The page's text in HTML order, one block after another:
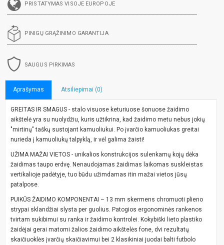
PRISTATYMAS VISOJE EUROPOJE
PINIGŲ GRĄŽINIMO GARANTIJA
SAUGUS PIRKIMAS
Aprašymas Atsiliepimai (0)
GREITAS IR SMAGUS - stalo visuose keturiuose šonuose žaidimo
aikštelė yra su nuolydžiu, kuris užtikrina, kad žaidimo metu nebus jokių
"mirtinų" taškų sustojant kamuoliukui. Po įvarčio kamuoliukas greitai
nurieda į kamuoliukų talpyklą, ir vėl galima žaisti!
UŽIMA MAŽAI VIETOS - unikalios konstrukcijos sulenkamų kojų dėka
žaidimas taupo erdvę. Nenaudojamas žaidimas laikomas suskleistas
vertikalioje padėtyje, tuo būdu užimdamas itin mažai vietos jūsų
patalpose.
PUIKŪS ŽAIDIMO KOMPONENTAI – 13 mm skermens chromuoti plieno
strypai sklandžiai slysta per guolius. Patogios ergonominės rankenos
tvirtam sukibimui su ranka ir žaidimo kontrolei. Kokybiški lieto plastiko
žaidėjai gerai matomi žalios žaidimo aikštelės fone, dvi rezultatų
skaičiuoklės įvarčių skaičiavimui bei 2 klasikiniai juodai balti futbolo